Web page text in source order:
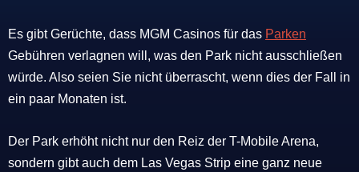
Es gibt Gerüchte, dass MGM Casinos für das Parken
Gebühren verlagnen will, was den Park nicht ausschließen
würde. Also seien Sie nicht überrascht, wenn dies der Fall in
ein paar Monaten ist.
Der Park erhöht nicht nur den Reiz der T-Mobile Arena,
sondern gibt auch dem Las Vegas Strip eine ganz neue